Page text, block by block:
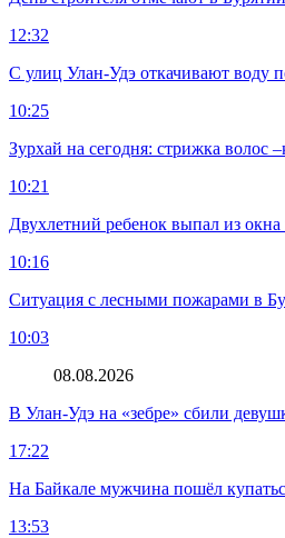
12:32
С улиц Улан-Удэ откачивают воду
10:25
Зурхай на сегодня: стрижка волос
10:21
Двухлетний ребенок выпал из
10:16
Ситуация с лесными пожарами в
10:03
08.08.2026
В Улан-Удэ на «зебре» сбили
17:22
На Байкале мужчина пошёл
13:53